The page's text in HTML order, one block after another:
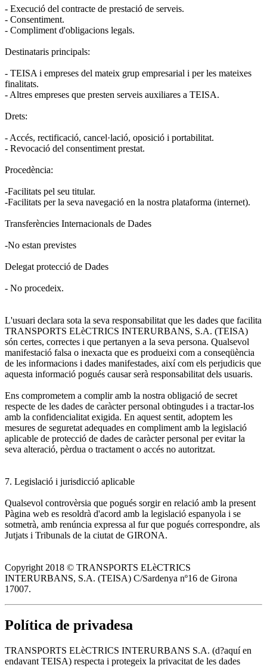
- Execució del contracte de prestació de serveis.
- Consentiment.
- Compliment d'obligacions legals.
Destinataris principals:
- TEISA i empreses del mateix grup empresarial i per les mateixes
finalitats.
- Altres empreses que presten serveis auxiliares a TEISA.
Drets:
- Accés, rectificació, cancel·lació, oposició i portabilitat.
- Revocació del consentiment prestat.
Procedència:
-Facilitats pel seu titular.
-Facilitats per la seva navegació en la nostra plataforma (internet).
Transferències Internacionals de Dades
-No estan previstes
Delegat protecció de Dades
- No procedeix.
L'usuari declara sota la seva responsabilitat que les dades que facilita
TRANSPORTS ELèCTRICS INTERURBANS, S.A. (TEISA)
són certes, correctes i que pertanyen a la seva persona. Qualsevol
manifestació falsa o inexacta que es produeixi com a conseqüència
de les informacions i dades manifestades, així com els perjudicis que
aquesta informació pogués causar serà responsabilitat dels usuaris.
Ens comprometem a complir amb la nostra obligació de secret
respecte de les dades de caràcter personal obtingudes i a tractar-los
amb la confidencialitat exigida. En aquest sentit, adoptem les
mesures de seguretat adequades en compliment amb la legislació
aplicable de protecció de dades de caràcter personal per evitar la
seva alteració, pèrdua o tractament o accés no autoritzat.
7. Legislació i jurisdicció aplicable
Qualsevol controvèrsia que pogués sorgir en relació amb la present
Pàgina web es resoldrà d'acord amb la legislació espanyola i se
sotmetrà, amb renúncia expressa al fur que pogués correspondre, als
Jutjats i Tribunals de la ciutat de GIRONA.
Copyright 2018 © TRANSPORTS ELèCTRICS
INTERURBANS, S.A. (TEISA) C/Sardenya nº16 de Girona
17007.
Política de privadesa
TRANSPORTS ELèCTRICS INTERURBANS S.A. (d?aquí en
endavant TEISA) respecta i protegeix la privacitat de les dades